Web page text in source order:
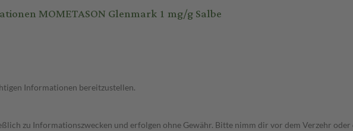
MOMETASON Glenmark 1 mg/g Salbe
Informationen bereitzustellen.
zu Informationszwecken und erfolgen ohne Gewähr. Bitte nimm dir vor dem Verzehr